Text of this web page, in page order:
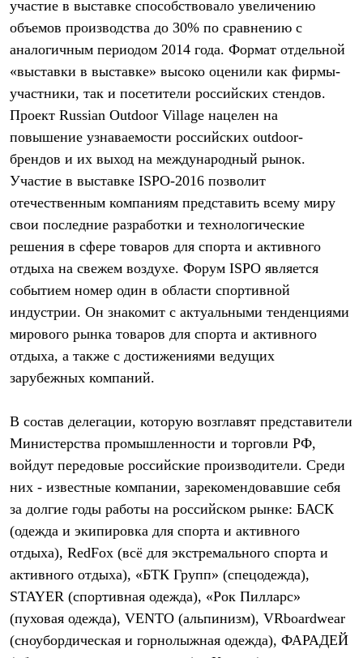
Термобелье
Теплое термобелье
Среднее термобелье
Легкое термобелье
Флисовая одежда
Брюки
Детская одежда
Комбинезоны
Куртки
Брюки
Комбинезоны
Куртки
Лёгкая одежда
Футболки
Толстовки
Брюки
Софтшелл одежда
Куртки
Флисовая одежда
Куртки
Брюки
Термобелье
Комплект термобелья
Снаряжение
Палатки и тенты
Палатки
Аксессуары для палаток
Рюкзаки
Экспедиционные
Легкоходные
Альпинистские
Городские
Аксессуары для рюкзаков
Спальные мешки
Пуховые
Комбинированные
участие в выставке способствовало увеличению
объемов производства до 30% по сравнению с
аналогичным периодом 2014 года. Формат отдельной
«выставки в выставке» высоко оценили как фирмы-
участники, так и посетители российских стендов.
Проект Russian Outdoor Village нацелен на
повышение узнаваемости российских outdoor-
брендов и их выход на международный рынок.
Участие в выставке ISPO-2016 позволит
отечественным компаниям представить всему миру
свои последние разработки и технологические
решения в сфере товаров для спорта и активного
отдыха на свежем воздухе. Форум ISPO является
событием номер один в области спортивной
индустрии. Он знакомит с актуальными тенденциями
мирового рынка товаров для спорта и активного
отдыха, а также с достижениями ведущих
зарубежных компаний.
В состав делегации, которую возглавят представители
Министерства промышленности и торговли РФ,
войдут передовые российские производители. Среди
них - известные компании, зарекомендовавшие себя
за долгие годы работы на российском рынке: БАСК
(одежда и экипировка для спорта и активного
отдыха), RedFox (всё для экстремального спорта и
активного отдыха), «БТК Групп» (спецодежда),
STAYER (спортивная одежда), «Рок Пилларс»
(пуховая одежда), VENTO (альпинизм), VRboardwear
(сноубордическая и горнолыжная одежда), ФАРАДЕЙ